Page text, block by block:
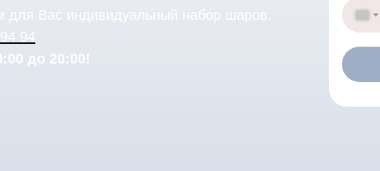
для Вас индивидуальный набор шаров.
94
до 20:00!